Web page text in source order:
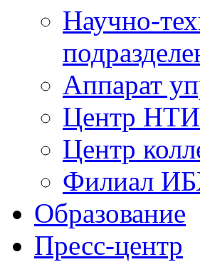
Научно-
Аппарат
Центр НТИ
Центр
Филиал
Образование
Пресс-центр